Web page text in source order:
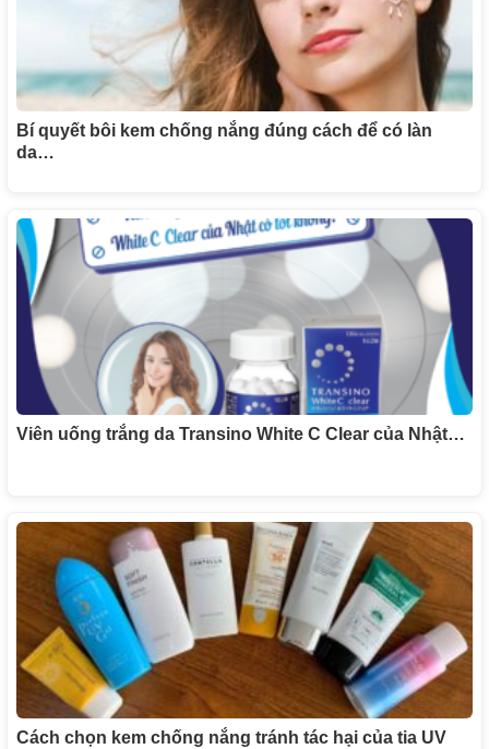
Bí quyết bôi kem chống nắng đúng cách để có làn
da…
Viên uống trắng da Transino White C Clear của Nhật…
Cách chọn kem chống nắng tránh tác hại của tia UV